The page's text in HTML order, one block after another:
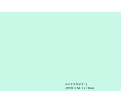
Güvenli Alışveriş
256 Bit SSL Sertifikası